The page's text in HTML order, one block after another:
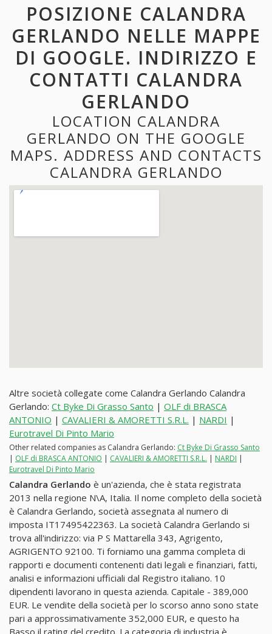
POSIZIONE CALANDRA
GERLANDO NELLE MAPPE
DI GOOGLE. INDIRIZZO E
CONTATTI CALANDRA
GERLANDO
LOCATION CALANDRA
GERLANDO ON THE GOOGLE
MAPS. ADDRESS AND CONTACTS
CALANDRA GERLANDO
Altre società collegate come Calandra Gerlando Calandra
Gerlando: Ct Byke Di Grasso Santo | OLF di BRASCA
ANTONIO | CAVALIERI & AMORETTI S.R.L. | NARDI |
Eurotravel Di Pinto Mario
Other related companies as Calandra Gerlando: Ct Byke Di Grasso Santo
| OLF di BRASCA ANTONIO | CAVALIERI & AMORETTI S.R.L. | NARDI |
Eurotravel Di Pinto Mario
Calandra Gerlando è un'azienda, che è stata registrata
2013 nella regione N\A, Italia. Il nome completo della società
è Calandra Gerlando, società assegnata al numero di
imposta IT17495422363. La società Calandra Gerlando si
trova all'indirizzo: via P S Mattarella 343, Agrigento,
AGRIGENTO 92100. Ti forniamo una gamma completa di
rapporti e documenti contenenti dati legali e finanziari, fatti,
analisi e informazioni ufficiali dal Registro italiano. 10
dipendenti lavorano in questa azienda. Capitale - 389,000
EUR. Le vendite della società per lo scorso anno sono state
pari a approssimativamente 352,000 EUR, e questo ha
Basso il rating del credito. La categoria di industria è